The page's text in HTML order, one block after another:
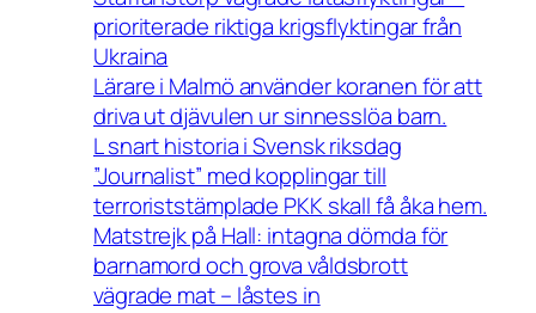
prioriterade riktiga krigsflyktingar från
Ukraina
Lärare i Malmö använder koranen för att
driva ut djävulen ur sinnesslöa barn.
L snart historia i Svensk riksdag
”Journalist” med kopplingar till
terroriststämplade PKK skall få åka hem.
Matstrejk på Hall: intagna dömda för
barnamord och grova våldsbrott
vägrade mat – låstes in